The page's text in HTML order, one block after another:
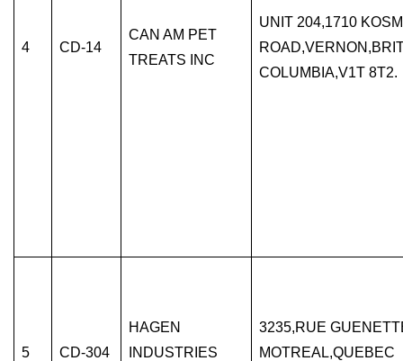
4 CD-14
CAN AM PET
TREATS INC
UNIT 204,1710
COLUMBIA,V1T 8T2.
5 CD-304
HAGEN
INDUSTRIES
3235,RUE
MOTREAL,QUEBEC